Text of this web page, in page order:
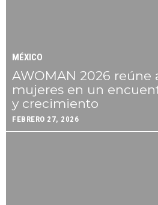
MÉXICO
AWOMAN 2026 reúne
mujeres en un
y crecimiento
FEBRERO 27, 2026